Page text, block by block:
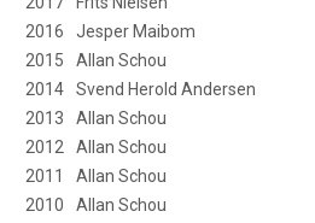
2016
Jesper Maibom
2015
Allan Schou
2014
Svend Herold Andersen
2013
Allan Schou
2012
Allan Schou
2011
Allan Schou
2010
Allan Schou